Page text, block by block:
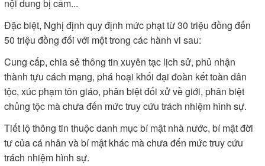
nội dung bị cấm...
Đặc biệt, Nghị định quy định mức phạt từ 30 triệu đồng đến
50 triệu đồng đối với một trong các hành vi sau:
Cung cấp, chia sẻ thông tin xuyên tạc lịch sử, phủ nhận
thành tựu cách mạng, phá hoại khối đại đoàn kết toàn dân
tộc, xúc phạm tôn giáo, phân biệt đối xử về giới, phân biệt
chủng tộc mà chưa đến mức truy cứu trách nhiệm hình sự.
Tiết lộ thông tin thuộc danh mục bí mật nhà nước, bí mật đời
tư của cá nhân và bí mật khác mà chưa đến mức truy cứu
trách nhiệm hình sự.